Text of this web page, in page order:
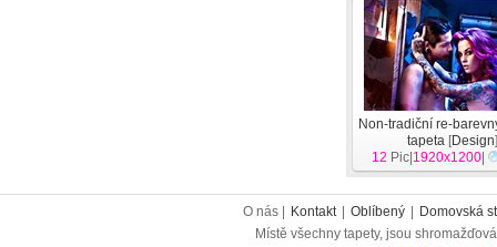
Non-tradiční re-
tapeta [Design]
12 Pic| 1920x1200
O nás | Kontakt Oblíbený
Domovská
Místě všechny tapety, jsou